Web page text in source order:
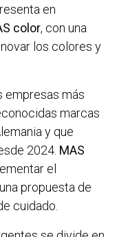
en
color, con una
los colores y
empresas más
marcas
y que
2024. MAS
el
propuesta de
cuidado.